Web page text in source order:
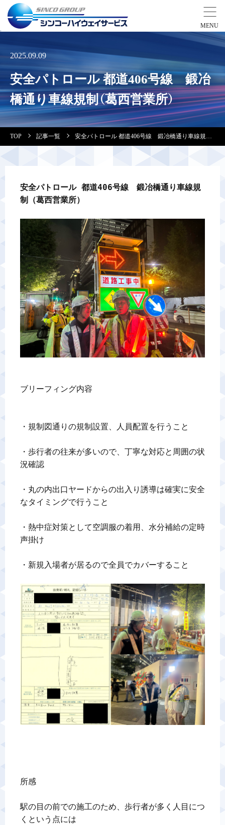
営業拠点
会社案内・実績紹介
警備業標識
反社会的勢力排除宣言
カスタマーハラスメントに対する基本方針
プライバシーポリシー
2025.09.09
安全パトロール 都道406号線 鍛冶
橋通り車線規制（葛西営業所）
TOP 記事一覧 安全パトロール 都道406号線 鍛冶橋通り車線規制（葛西営業所）
安全パトロール 都道406号線　鍛冶橋通り車線規
制（葛西営業所）
ブリーフィング内容
・規制図通りの規制設置、人員配置を行うこと
・歩行者の往来が多いので、丁寧な対応と周囲の状
況確認
・丸の内出口ヤードからの出入り誘導は確実に安全
なタイミングで行うこと
・熱中症対策として空調服の着用、水分補給の定時
声掛け
・新規入場者が居るので全員でカバーすること
所感
駅の目の前での施工のため、歩行者が多く人目につ
くという点には